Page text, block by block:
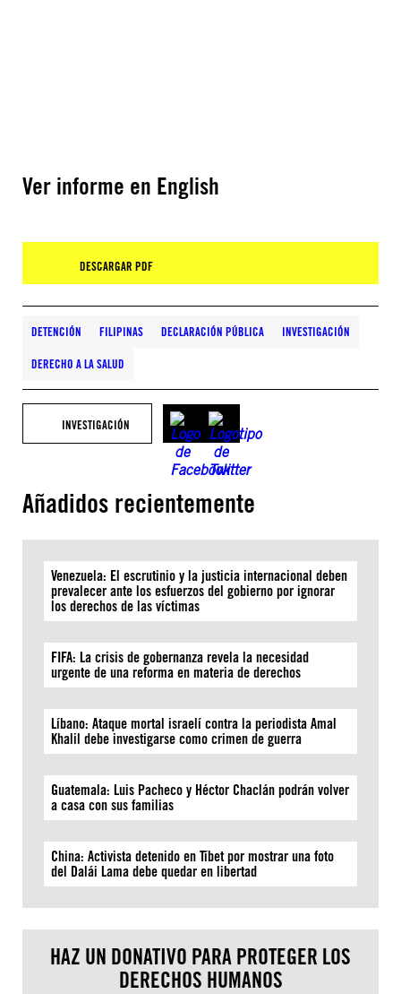
Ver informe en English
DESCARGAR PDF
DETENCIÓN FILIPINAS DECLARACIÓN PÚBLICA INVESTIGACIÓN
DERECHO A LA SALUD
INVESTIGACIÓN
Añadidos recientemente
Venezuela: El escrutinio y la justicia internacional deben
prevalecer ante los esfuerzos del gobierno por ignorar
los derechos de las víctimas
FIFA: La crisis de gobernanza revela la necesidad
urgente de una reforma en materia de derechos
Líbano: Ataque mortal israelí contra la periodista Amal
Khalil debe investigarse como crimen de guerra
Guatemala: Luis Pacheco y Héctor Chaclán podrán volver
a casa con sus familias
China: Activista detenido en Tíbet por mostrar una foto
del Dalái Lama debe quedar en libertad
HAZ UN DONATIVO PARA PROTEGER LOS
DERECHOS HUMANOS